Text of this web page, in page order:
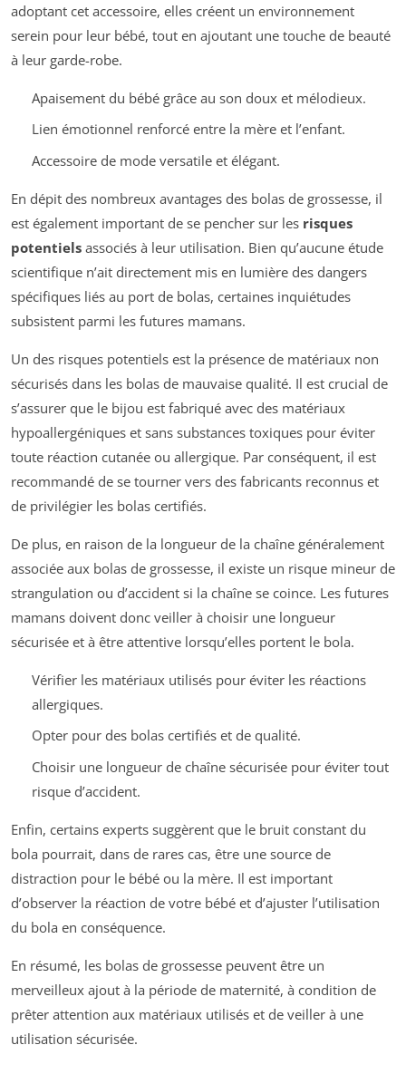
adoptant cet accessoire, elles créent un environnement
serein pour leur bébé, tout en ajoutant une touche de beauté
à leur garde-robe.
Apaisement du bébé grâce au son doux et mélodieux.
Lien émotionnel renforcé entre la mère et l’enfant.
Accessoire de mode versatile et élégant.
En dépit des nombreux avantages des bolas de grossesse, il
est également important de se pencher sur les risques
potentiels associés à leur utilisation. Bien qu’aucune étude
scientifique n’ait directement mis en lumière des dangers
spécifiques liés au port de bolas, certaines inquiétudes
subsistent parmi les futures mamans.
Un des risques potentiels est la présence de matériaux non
sécurisés dans les bolas de mauvaise qualité. Il est crucial de
s’assurer que le bijou est fabriqué avec des matériaux
hypoallergéniques et sans substances toxiques pour éviter
toute réaction cutanée ou allergique. Par conséquent, il est
recommandé de se tourner vers des fabricants reconnus et
de privilégier les bolas certifiés.
De plus, en raison de la longueur de la chaîne généralement
associée aux bolas de grossesse, il existe un risque mineur de
strangulation ou d’accident si la chaîne se coince. Les futures
mamans doivent donc veiller à choisir une longueur
sécurisée et à être attentive lorsqu’elles portent le bola.
Vérifier les matériaux utilisés pour éviter les réactions
allergiques.
Opter pour des bolas certifiés et de qualité.
Choisir une longueur de chaîne sécurisée pour éviter tout
risque d’accident.
Enfin, certains experts suggèrent que le bruit constant du
bola pourrait, dans de rares cas, être une source de
distraction pour le bébé ou la mère. Il est important
d’observer la réaction de votre bébé et d’ajuster l’utilisation
du bola en conséquence.
En résumé, les bolas de grossesse peuvent être un
merveilleux ajout à la période de maternité, à condition de
prêter attention aux matériaux utilisés et de veiller à une
utilisation sécurisée.